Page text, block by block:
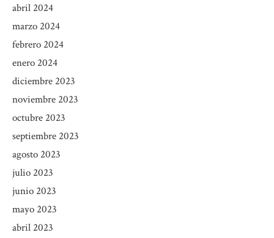
abril 2024
marzo 2024
febrero 2024
enero 2024
diciembre 2023
noviembre 2023
octubre 2023
septiembre 2023
agosto 2023
julio 2023
junio 2023
mayo 2023
abril 2023